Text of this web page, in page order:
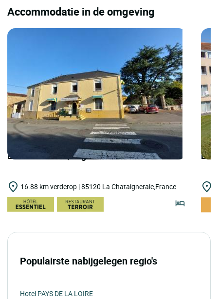
Accommodatie in de omgeving
LOGIS HOTELS | Logis Hôtel le 120
16.88 km verderop | 85120 La Chataigneraie,France
Populairste nabijgelegen regio's
Hotel PAYS DE LA LOIRE